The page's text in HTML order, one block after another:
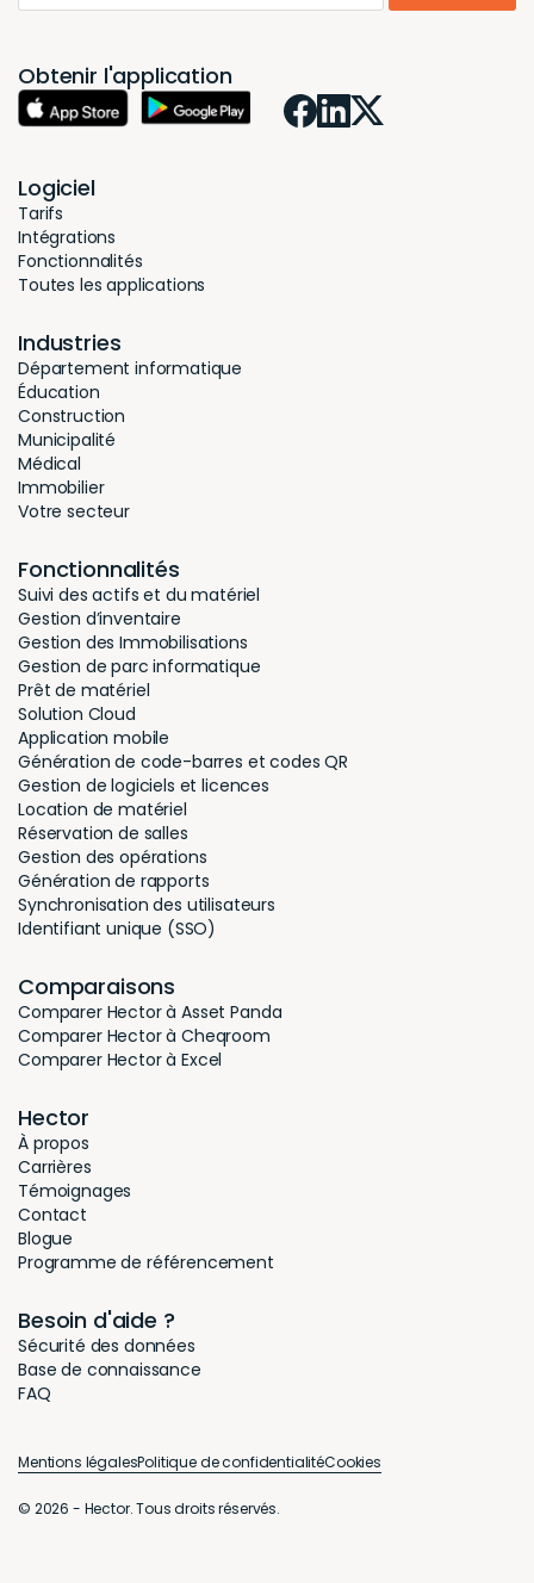
Obtenir l'application
Logiciel
Tarifs
Intégrations
Fonctionnalités
Toutes les applications
Industries
Département informatique
Éducation
Construction
Municipalité
Médical
Immobilier
Votre secteur
Fonctionnalités
Suivi des actifs et du matériel
Gestion d’inventaire
Gestion des Immobilisations
Gestion de parc informatique
Prêt de matériel
Solution Cloud
Application mobile
Génération de code-barres et codes QR
Gestion de logiciels et licences
Location de matériel
Réservation de salles
Gestion des opérations
Génération de rapports
Synchronisation des utilisateurs
Identifiant unique (SSO)
Comparaisons
Comparer Hector à Asset Panda
Comparer Hector à Cheqroom
Comparer Hector à Excel
Hector
À propos
Carrières
Témoignages
Contact
Blogue
Programme de référencement
Besoin d'aide ?
Sécurité des données
Base de connaissance
FAQ
© 2026 - Hector. Tous droits réservés.
Mentions légalesPolitique de confidentialitéCookies